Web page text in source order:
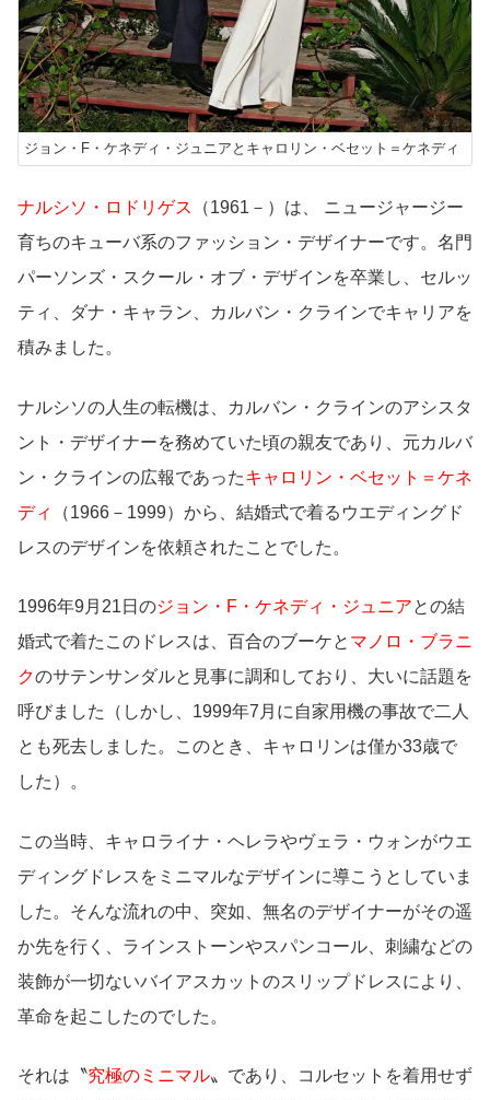
ジョン・F・ケネディ・ジュニアとキャロリン・ベセット＝ケネディ
ナルシソ・ロドリゲス
（1961－）は、 ニュージャージー
育ちのキューバ系のファッション・デザイナーです。名門
パーソンズ・スクール・オブ・デザインを卒業し、セルッ
ティ、ダナ・キャラン、カルバン・クラインでキャリアを
積みました。
ナルシソの人生の転機は、カルバン・クラインのアシスタ
ント・デザイナーを務めていた頃の親友であり、元カルバ
ン・クラインの広報であったキャロリン・ベセット＝ケネ
ディ
（1966－1999）から、結婚式で着るウエディングド
レスのデザインを依頼されたことでした。
1996年9月21日のジョン・F・ケネディ・ジュニアとの結
婚式で着たこのドレスは、百合のブーケと マノロ・ブラニ
クのサテンサンダルと見事に調和しており、大いに話題を
呼びました（しかし、1999年7月に自家用機の事故で二人
とも死去しました。このとき、キャロリンは僅か33歳で
した）。
この当時、キャロライナ・ヘレラやヴェラ・ウォンがウエ
ディングドレスをミニマルなデザインに導こうとしていま
した。そんな流れの中、突如、無名のデザイナーがその遥
か先を行く、ラインストーンやスパンコール、刺繍などの
装飾が一切ないバイアスカットのスリップドレスにより、
革命を起こしたのでした。
それは〝究極のミニマル〟であり、コルセットを着用せず